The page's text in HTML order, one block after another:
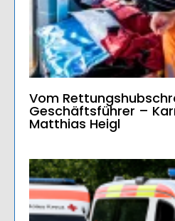
Vom
Geschäftsführer –
Matthias Heigl